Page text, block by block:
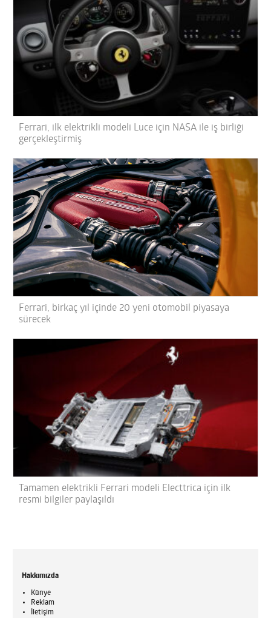
Ferrari, ilk elektrikli modeli Luce için NASA ile iş birliği
gerçekleştirmiş
Ferrari, birkaç yıl içinde 20 yeni otomobil piyasaya
sürecek
Tamamen elektrikli Ferrari modeli Electtrica için ilk
resmi bilgiler paylaşıldı
Hakkımızda
Künye
Reklam
İletişim